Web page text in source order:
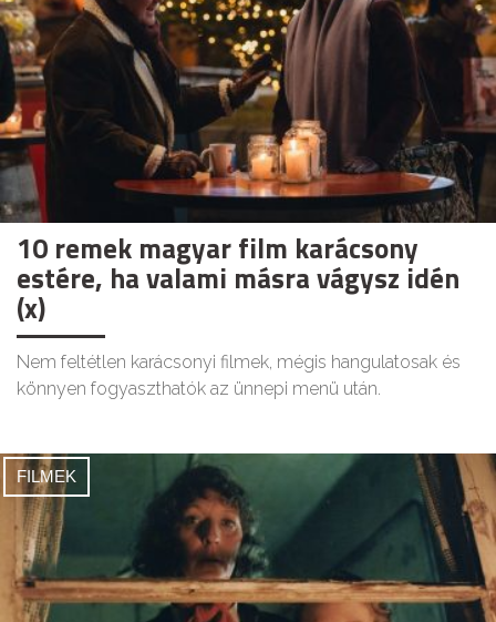
10 remek magyar film karácsony
estére, ha valami másra vágysz idén
(x)
Nem feltétlen karácsonyi filmek, mégis hangulatosak és
könnyen fogyaszthatók az ünnepi menü után.
FILMEK